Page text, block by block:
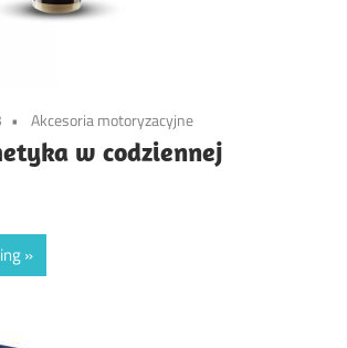
Akcesoria motoryzacyjne
w codziennej